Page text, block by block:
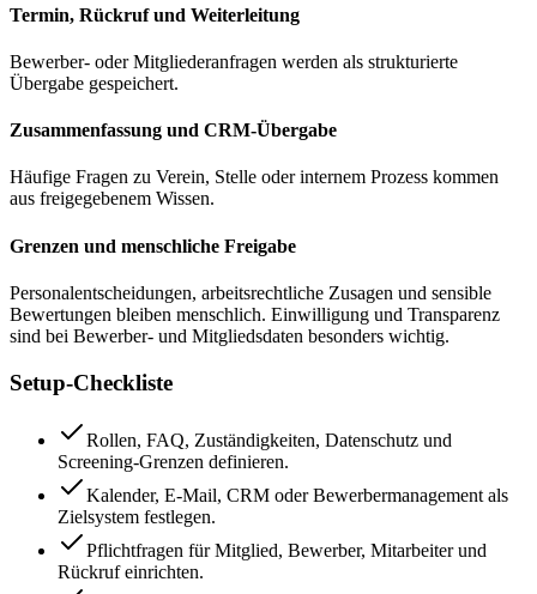
Termin, Rückruf und Weiterleitung
Bewerber- oder Mitgliederanfragen werden als strukturierte
Übergabe gespeichert.
Zusammenfassung und CRM-Übergabe
Häufige Fragen zu Verein, Stelle oder internem Prozess kommen
aus freigegebenem Wissen.
Grenzen und menschliche Freigabe
Personalentscheidungen, arbeitsrechtliche Zusagen und sensible
Bewertungen bleiben menschlich. Einwilligung und Transparenz
sind bei Bewerber- und Mitgliedsdaten besonders wichtig.
Setup-Checkliste
Rollen, FAQ, Zuständigkeiten, Datenschutz und
Screening-Grenzen definieren.
Kalender, E-Mail, CRM oder Bewerbermanagement als
Zielsystem festlegen.
Pflichtfragen für Mitglied, Bewerber, Mitarbeiter und
Rückruf einrichten.